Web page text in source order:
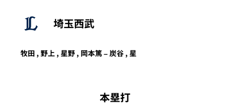
埼玉西武
牧田 , 野上 , 星野 , 岡本篤 – 炭谷 , 星
本塁打